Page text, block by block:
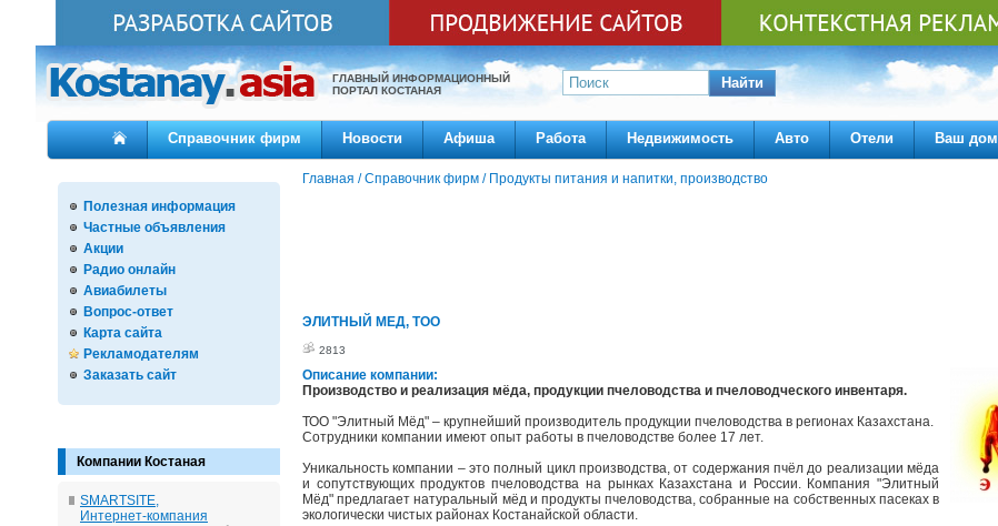
ГЛАВНЫЙ ИНФОРМАЦИОННЫЙ
ПОРТАЛ КОСТАНАЯ
Найти
Справочник фирм Новости Афиша Работа Недвижимость Авто Отели Ваш дом
Полезная информация
Частные объявления
Акции
Радио онлайн
Авиабилеты
Вопрос-ответ
Карта сайта
Рекламодателям
Заказать сайт
Компании Костаная
SMARTSITE,
Интернет-компания
Главная /Справочник фирм / Продукты питания и напитки, производство
ЭЛИТНЫЙ МЕД, ТОО
2813
Описание компании:
Производство и реализация мёда, продукции пчеловодства и пчеловодческого инвентаря.
ТОО "Элитный Мёд" – крупнейший производитель продукции пчеловодства в регионах Казахстана.
Сотрудники компании имеют опыт работы в пчеловодстве более 17 лет.
Уникальность компании – это полный цикл производства, от содержания пчёл до реализации мёда
и сопутствующих продуктов пчеловодства на рынках Казахстана и России. Компания "Элитный
Мёд" предлагает натуральный мёд и продукты пчеловодства, собранные на собственных пасеках в
экологически чистых районах Костанайской области.